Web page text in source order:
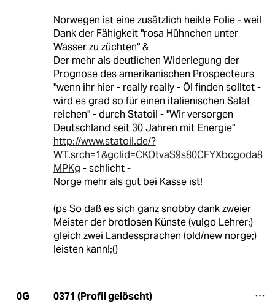
Norwegen ist eine zusätzlich heikle Folie - weil
Dank der Fähigkeit "rosa Hühnchen unter
Wasser zu züchten" &
Der mehr als deutlichen Widerlegung der
Prognose des amerikanischen Prospecteurs
"wenn ihr hier - really really - Öl finden solltet -
wird es grad so für einen italienischen Salat
reichen" - durch Statoil - "Wir versorgen
Deutschland seit 30 Jahren mit Energie"
http://www.statoil.de/?
WT.srch=1&gclid=CKOtvaS9s80CFYXbcgoda8
MPKg - schlicht -
Norge mehr als gut bei Kasse ist!
(ps So daß es sich ganz snobby dank zweier
Meister der brotlosen Künste (vulgo Lehrer;)
gleich zwei Landessprachen (old/new norge;)
leisten kann!;()
0G 0371 (Profil gelöscht)